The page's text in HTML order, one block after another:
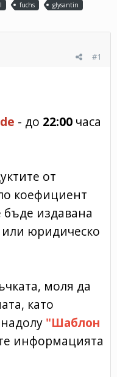
fuchs
glysantin
#1
- до 22:00 часа
от
коефициент
издавана
юридическо
моля да
като
"Шаблон
информацията